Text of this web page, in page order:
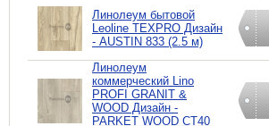
Линолеум бытовой
Leoline TEXPRO Дизайн
- AUSTIN 833 (2.5 м)
Линолеум
коммерческий Lino
PROFI GRANIT &
WOOD Дизайн -
PARKET WOOD CT40